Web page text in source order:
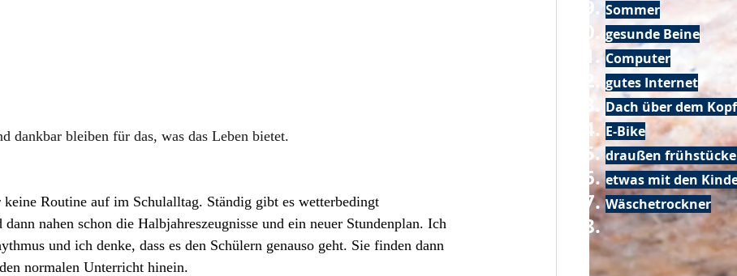
dankbar bleiben für das, was das Leben bietet.
keine Routine auf im Schulalltag. Ständig gibt es wetterbedingt
nahen schon die Halbjahreszeugnisse und ein neuer Stundenplan. Ich
und ich denke, dass es den Schülern genauso geht. Sie finden dann
normalen Unterricht hinein.
Sommer
gesunde Beine
Computer
gutes Internet
Dach über dem Kopf
E-Bike
draußen
etwas mit den
Wäschetrockner